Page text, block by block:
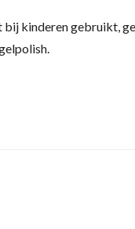
bij kinderen gebruikt,